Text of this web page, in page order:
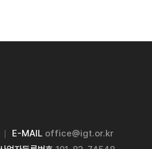
E-MAIL office@igt.or.kr